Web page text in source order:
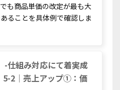
も商品単価の改定が最も大
ることを具体例で確認しま
-仕組み対応にて着実成
2｜売上アップ①：価